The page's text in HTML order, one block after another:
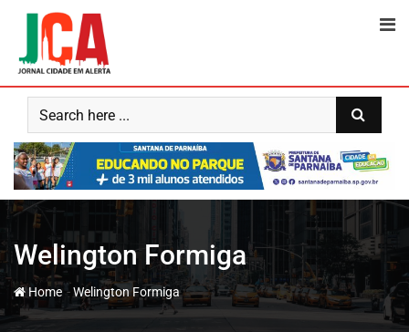
content
Welington Formiga
Home-Welington Formiga